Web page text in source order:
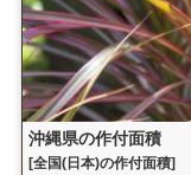
沖縄県の作付面積
[全国(日本)の作付面積]